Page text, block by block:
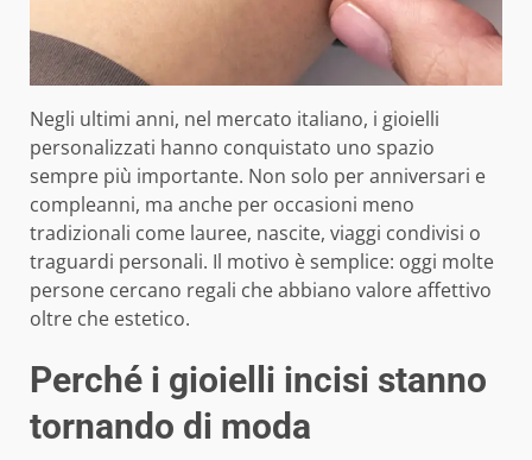
Negli ultimi anni, nel mercato italiano, i gioielli
personalizzati hanno conquistato uno spazio
sempre più importante. Non solo per anniversari e
compleanni, ma anche per occasioni meno
tradizionali come lauree, nascite, viaggi condivisi o
traguardi personali. Il motivo è semplice: oggi molte
persone cercano regali che abbiano valore affettivo
oltre che estetico.
Perché i gioielli incisi stanno
tornando di moda